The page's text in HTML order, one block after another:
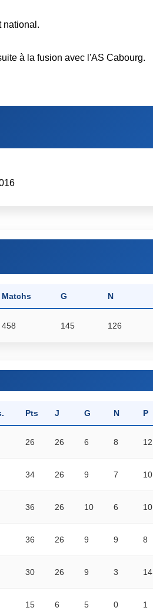
national.
à la fusion avec l'AS Cabourg.
Matchs G N
458 145 126
Pts J G N P
26 26 6 8 12
34 26 9 7 10
36 26 10 6 10
36 26 9 9 8
30 26 9 3 14
15 6 5 0 1